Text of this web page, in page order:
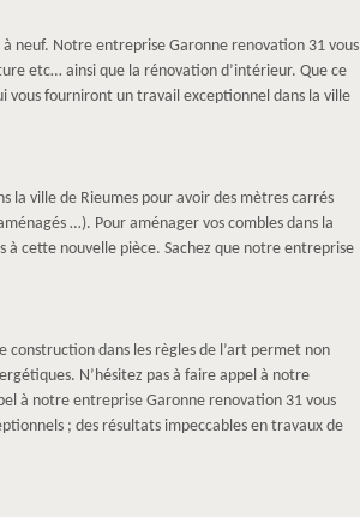
à neuf. Notre entreprise Garonne renovation 31 vous
etc… ainsi que la rénovation d’intérieur. Que ce
vous fourniront un travail exceptionnel dans la ville
la ville de Rieumes pour avoir des mètres carrés
…). Pour aménager vos combles dans la
à cette nouvelle pièce. Sachez que notre entreprise
construction dans les règles de l’art permet non
N’hésitez pas à faire appel à notre
à notre entreprise Garonne renovation 31 vous
; des résultats impeccables en travaux de